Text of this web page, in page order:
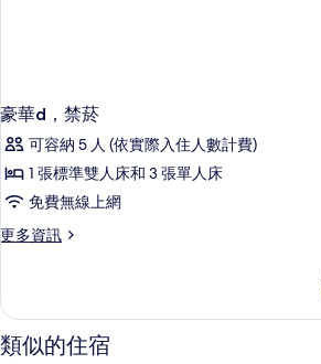
豪華d，禁菸
可容納 5 人 (依實際入住人數計費)
1 張標準雙人床和 3 張單人床
免費無線上網
更多資訊
更
d，
禁
菸
類似的住宿